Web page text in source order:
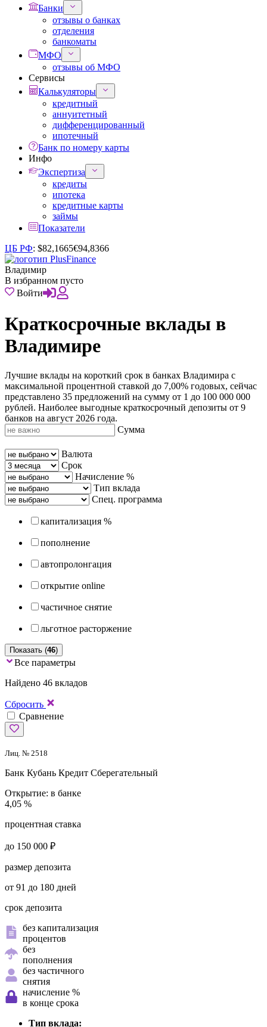
Банки
отзывы о банках
отделения
банкоматы
МФО
отзывы об МФО
Сервисы
Калькуляторы
кредитный
аннуитетный
дифференцированный
ипотечный
Банк по номеру карты
Инфо
Экспертиза
кредиты
ипотека
кредитные карты
займы
Показатели
ЦБ РФ: $82,1665€94,8366
Владимир
В избранном пусто
Войти
Краткосрочные вклады в
Владимире
Лучшие вклады на короткий срок в банках Владимира с
максимальной процентной ставкой до 7,00% годовых, сейчас
представлено 35 предложений на сумму от 1 до 100 000 000
рублей. Наиболее выгодные краткосрочный депозиты от 9
банков на август 2026 года.
Сумма
Валюта
Срок
Начисление %
Тип вклада
Спец. программа
капитализация %
пополнение
автопролонгация
открытие online
частичное снятие
льготное расторжение
Показать (46)
Все параметры
Найдено 46 вкладов
Сбросить
Сравнение
Лиц. № 2518
Банк Кубань Кредит Сберегательный
Открытие: в банке
4,05 %
процентная ставка
до 150 000 ₽
размер депозита
от 91 до 180 дней
срок депозита
без капитализация
процентов
без
пополнения
без частичного
снятия
начисление %
в конце срока
Тип вклада: